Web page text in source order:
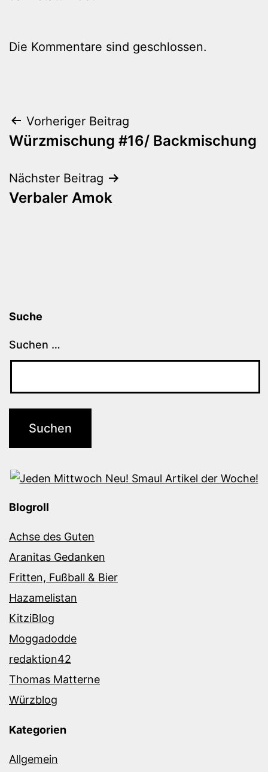
Die Kommentare sind geschlossen.
Beitragsnavigation
Vorheriger Beitrag
Würzmischung #16/ Backmischung
Nächster Beitrag
Verbaler Amok
Suche
Suchen …
Blogroll
Achse des Guten
Aranitas Gedanken
Fritten, Fußball & Bier
Hazamelistan
KitziBlog
Moggadodde
redaktion42
Thomas Matterne
Würzblog
Kategorien
Allgemein